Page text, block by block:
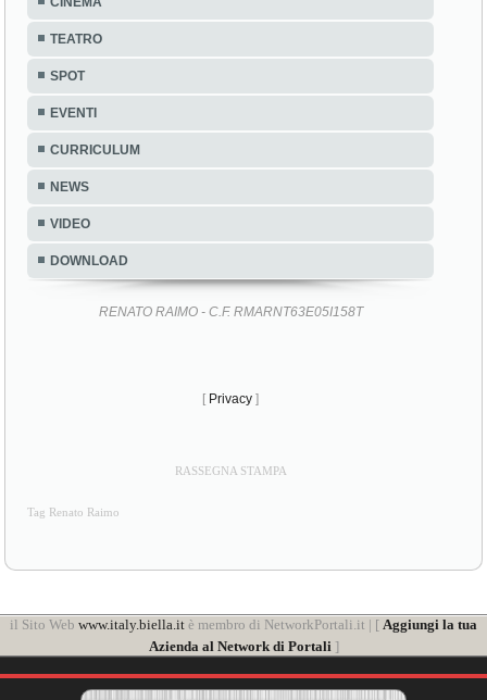
TEATRO
SPOT
EVENTI
CURRICULUM
NEWS
VIDEO
DOWNLOAD
RENATO RAIMO - C.F. RMARNT63E05I158T
[ Privacy ]
RASSEGNA STAMPA
Tag Renato Raimo
il Sito Web www.italy.biella.it è membro di NetworkPortali.it | [ Aggiungi la tua
Azienda al Network di Portali]